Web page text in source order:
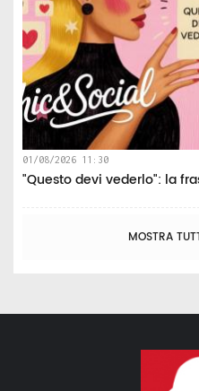
01/08/2026 11:30
"Questo devi vederlo": la
MOSTRA